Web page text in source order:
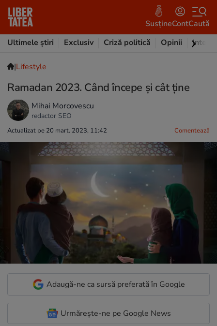
SusțineContCaută
Ultimele știri
Exclusiv Criză politică Opinii
|Lifestyle
Ramadan 2023. Când începe și cât ține
Mihai Morcovescu
redactor SEO
Actualizat pe 20 mart. 2023, 11:42 Comentează
Adaugă-ne ca sursă preferată în Google
Urmărește-ne pe Google News